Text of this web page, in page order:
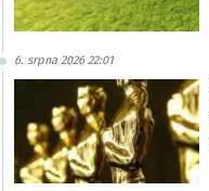
6. srpna 2026 22:01